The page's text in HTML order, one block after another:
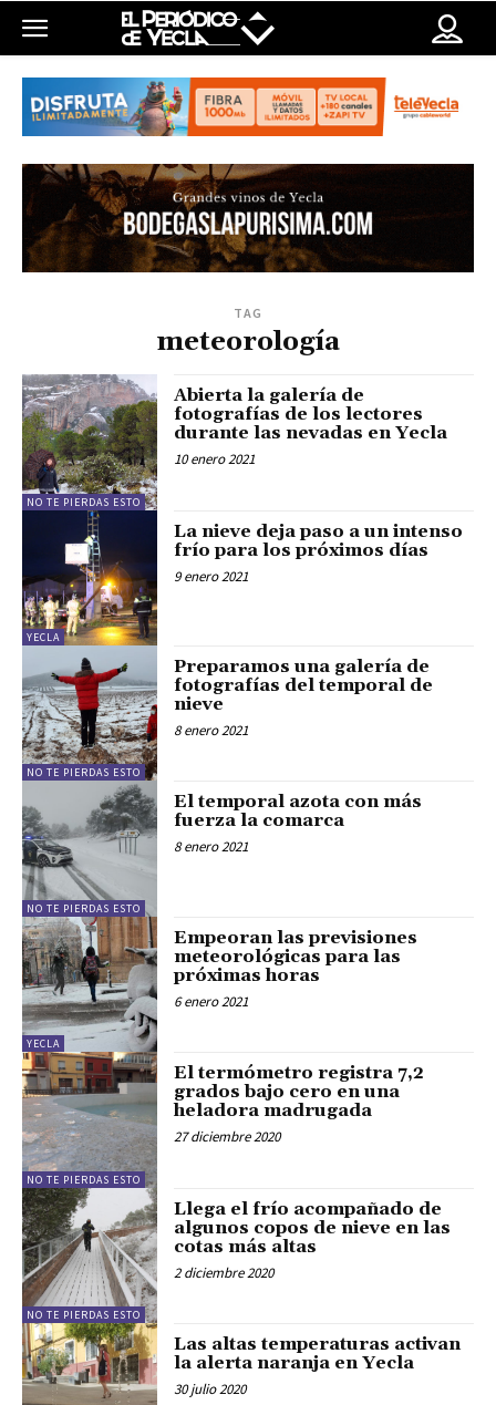
TAG
meteorología
NO TE PIERDAS ESTO
Abierta la galería de
fotografías de los lectores
durante las nevadas en Yecla
10 enero 2021
YECLA
La nieve deja paso a un intenso
frío para los próximos días
9 enero 2021
NO TE PIERDAS ESTO
Preparamos una galería de
fotografías del temporal de
nieve
8 enero 2021
NO TE PIERDAS ESTO
El temporal azota con más
fuerza la comarca
8 enero 2021
YECLA
Empeoran las previsiones
meteorológicas para las
próximas horas
6 enero 2021
NO TE PIERDAS ESTO
El termómetro registra 7,2
grados bajo cero en una
heladora madrugada
27 diciembre 2020
NO TE PIERDAS ESTO
Llega el frío acompañado de
algunos copos de nieve en las
cotas más altas
2 diciembre 2020
Las altas temperaturas activan
la alerta naranja en Yecla
30 julio 2020